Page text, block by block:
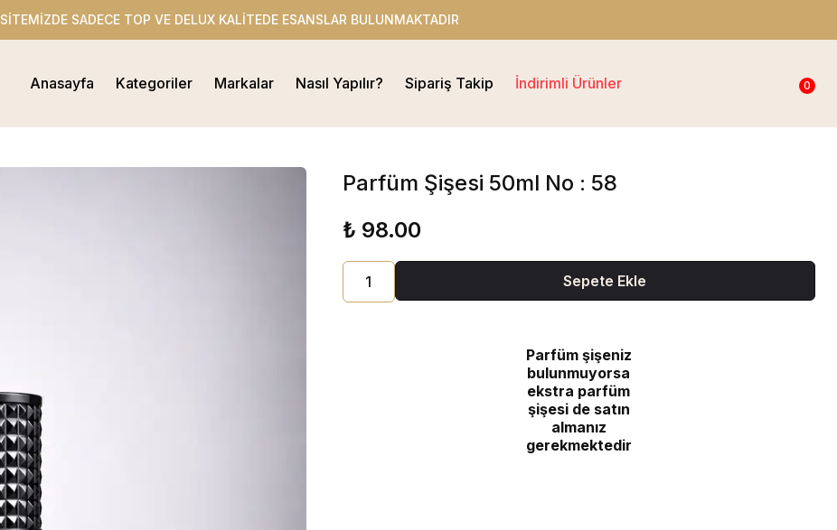
SİTEMİZDE SADECE TOP VE DELUX KALİTEDE ESANSLAR BULUNMAKTADIR
Anasayfa Kategoriler Markalar Nasıl Yapılır? Sipariş Takip İndirimli Ürünler 0
Parfüm Şişesi 50ml No : 58
₺ 98.00
Sepete Ekle
Parfüm şişeniz
bulunmuyorsa
ekstra parfüm
şişesi de satın
almanız
gerekmektedir